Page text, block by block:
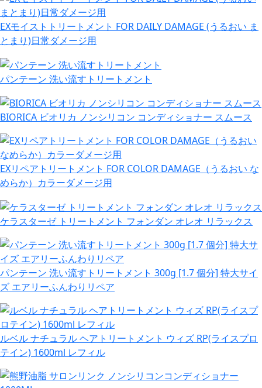
EXモイストトリートメント FOR DAILY DAMAGE (うるおい ま
とまり)日常ダメージ用
パンテーン 洗い流すトリートメント
BIORICA ビオリカ ノンシリコン コンディショナー スムース
EXリペアトリートメント FOR COLOR DAMAGE（うるおい な
めらか）カラーダメージ用
ケラスターゼ トリートメント フォンダン オレオ リラックス
パンテーン 洗い流すトリートメント 300g [1.7 個分] 特大サイ
ズ エアリーふんわりリペア
ルベル ナチュラル ヘアトリートメント ウィズ RP(ライスプロ
テイン) 1600ml レフィル